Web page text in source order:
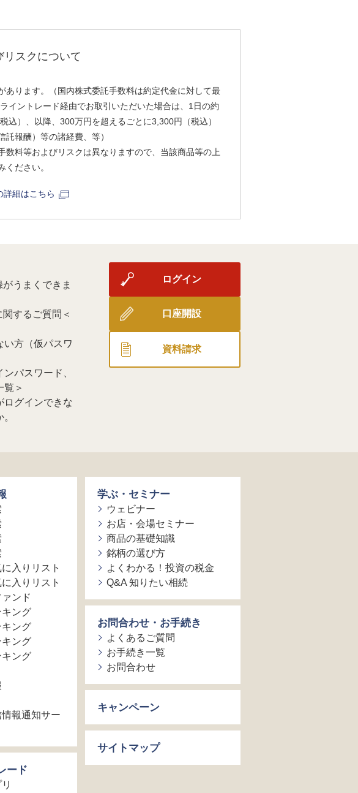
スクについて
ります。（国内株式委託手数料は約定代金に対して最
イントレード経由でお取引いただいた場合は、1日の約
）、以降、300万円を超えるごとに3,300円（税込）
報酬）等の諸経費、等）
料等およびリスクは異なりますので、当該商品等の上
ださい。
詳細はこちら
うまくできま
するご質問＜
い方（仮パスワ
パスワード、
覧＞
ログインできな
ログイン
口座開設
資料請求
入りリスト
入りリスト
ンド
キング
ング
ング
ング
報通知サー
ード
学ぶ・セミナー
ウェビナー
お店・会場セミナー
商品の基礎知識
銘柄の選び方
よくわかる！投資の税金
Q&A 知りたい相続
お問合わせ・お手続き
よくあるご質問
お手続き一覧
お問合わせ
キャンペーン
サイトマップ